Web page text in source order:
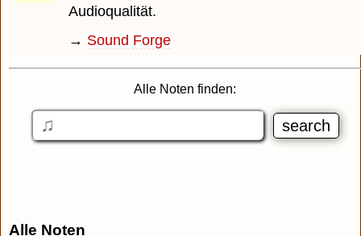
Audioqualität.
→ Sound Forge
Alle Noten finden:
Alle Noten